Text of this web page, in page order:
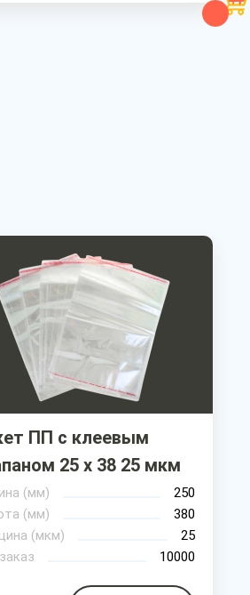
ПП с клеевым
25 х 38 25 мкм
(мм)
250
(мм)
380
(мкм)
25
10000